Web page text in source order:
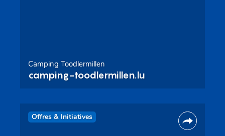
Camping Toodlermillen
camping-toodlermillen.lu
Offres & Initiatives